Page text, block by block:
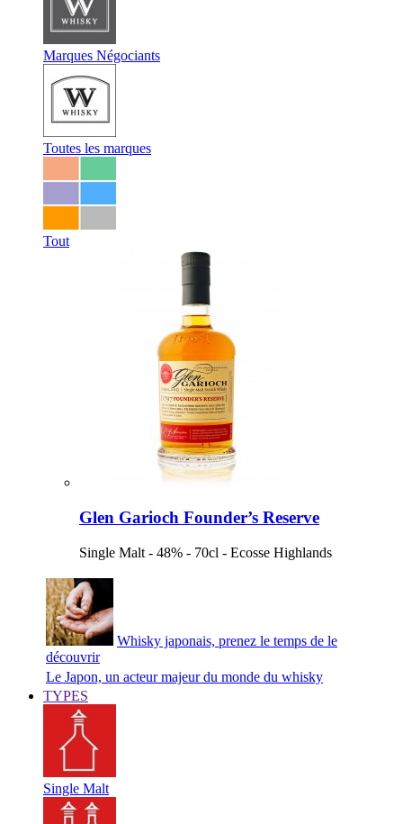
Marques Négociants
Toutes les marques
Tout
Glen Garioch Founder’s Reserve
Single Malt - 48% - 70cl - Ecosse Highlands
Whisky japonais, prenez le temps de le
découvrir
Le Japon, un acteur majeur du monde du whisky
TYPES
Single Malt